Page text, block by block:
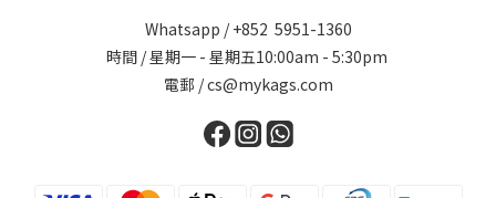
Whatsapp / +852 5951-1360
時間 / 星期一 - 星期五10:00am - 5:30pm
電郵 / cs@mykags.com